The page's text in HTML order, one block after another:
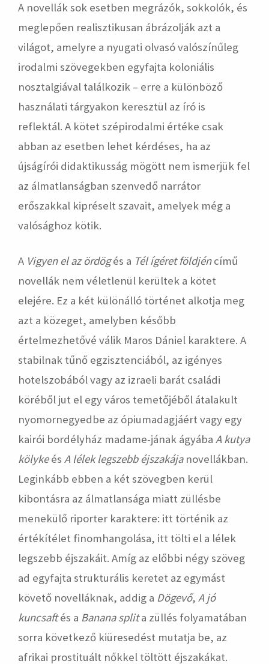
A novellák sok esetben megrázók, sokkolók, és
meglepően realisztikusan ábrázolják azt a
világot, amelyre a nyugati olvasó valószínűleg
irodalmi szövegekben egyfajta koloniális
nosztalgiával találkozik – erre a különböző
használati tárgyakon keresztül az író is
reflektál. A kötet szépirodalmi értéke csak
abban az esetben lehet kérdéses, ha az
újságírói didaktikusság mögött nem ismerjük fel
az álmatlanságban szenvedő narrátor
erőszakkal kipréselt szavait, amelyek még a
valósághoz kötik.
A Vigyen el az ördögés a Tél ígéret földjéncímű
novellák nem véletlenül kerültek a kötet
elejére. Ez a két különálló történet alkotja meg
azt a közeget, amelyben később
értelmezhetővé válik Maros Dániel karaktere. A
stabilnak tűnő egzisztenciából, az igényes
hotelszobából vagy az izraeli barát családi
köréből jut el egy város temetőjéből átalakult
nyomornegyedbe az ópiumadagjáért vagy egy
kairói bordélyház madame-jának ágyába A kutya
kölykeés A lélek legszebb éjszakájanovellákban.
Leginkább ebben a két szövegben kerül
kibontásra az álmatlansága miatt züllésbe
menekülő riporter karaktere: itt történik az
értékítélet finomhangolása, itt tölti el a lélek
legszebb éjszakáit. Amíg az előbbi négy szöveg
ad egyfajta strukturális keretet az egymást
követő novelláknak, addig a Dögevő, A jó
kuncsaftés a Banana splita züllés folyamatában
sorra következő kiüresedést mutatja be, az
afrikai prostituált nőkkel töltött éjszakákat.